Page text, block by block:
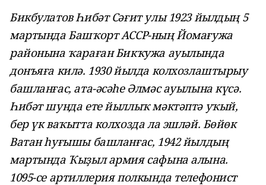
Бикбулатов Һибәт Сәғит улы 1923 йылдың 5
мартында Башҡорт АССР-ның Йомағужа
районына ҡараған Бикҡужа ауылында
донъяға килә. 1930 йылда колхозлаштырыу
башланғас, ата-әсәһе Әлмәс ауылына күсә.
Һибәт шунда ете йыллыҡ мәктәптә уҡый,
бер үк ваҡытта колхозда ла эшләй. Бөйөк
Ватан һуғышы башланғас, 1942 йылдың
мартында Ҡыҙыл армия сафына алына.
1095-се артиллерия полкында телефонист